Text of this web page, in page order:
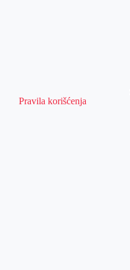
Pravila korišćenja